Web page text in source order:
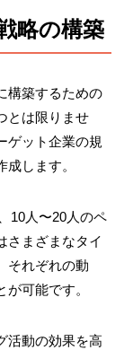
略の構築
構築するための
とは限りませ
ゲット企業の規
します。
10人〜20人のペ
さまざまなタイ
それぞれの動
可能です。
活動の効果を高